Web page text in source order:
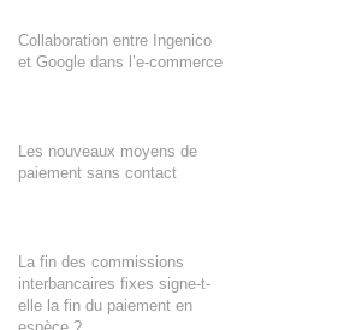
Collaboration entre Ingenico
et Google dans l’e-commerce
Les nouveaux moyens de
paiement sans contact
La fin des commissions
interbancaires fixes signe-t-
elle la fin du paiement en